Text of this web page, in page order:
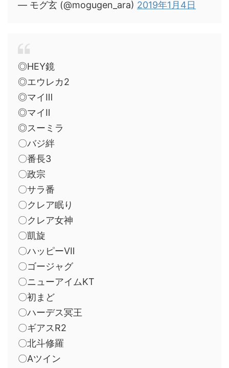
— モグ玄 (@mogugen_ara) 2019年1月4日
◎HEY鏡
◎エウレカ2
◎マイⅢ
◎マイⅡ
◎スーミラ
〇バジ絆
〇番長3
〇政宗
〇サラ番
〇クレア眠り
〇クレア女神
〇凱旋
〇ハッピーVⅡ
〇ゴージャグ
〇ニューアイムKT
〇初まど
〇ハーデス冥王
〇ギアスR2
〇北斗修羅
〇Aツイン